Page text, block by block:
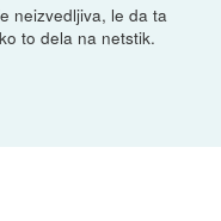
neizvedljiva, le da ta
to dela na netstik.